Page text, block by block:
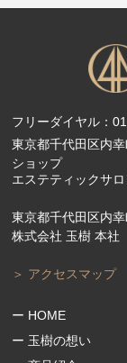
フリーダイヤル：
東京都千代田区内
ショップ
エステティックサロ
東京都千代田区内
株式会社 玉樹 本社
＞ アクセスマップ
ー HOME
ー 玉樹の想い